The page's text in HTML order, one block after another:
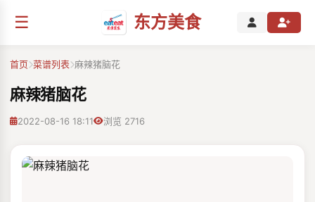
☰ 东方美食
首页 菜谱列表 麻辣猪脑花
麻辣猪脑花
2022-08-16 18:11 浏览 2716